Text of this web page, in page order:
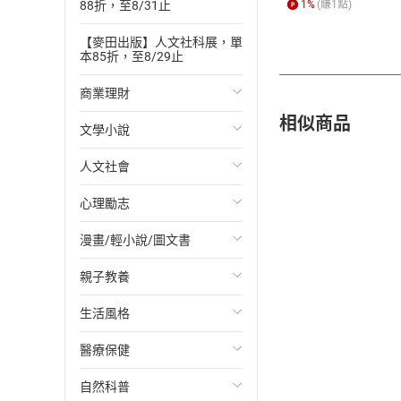
88折，至8/31止
【麥田出版】人文社科展，單
本85折，至8/29止
商業理財
投資理財
經濟/趨勢
財務/金融
管理/領導
職場工作術
成功法
行銷/廣告
傳記
文學小說
歐美文學
日本文學
韓國文學
華文文學
經典文學
成長/家庭生活小說
懸疑/推理小說
人文社會
國際關係
政治
社會科學
台灣/中國歷史
日/韓歷史
其他歷史/史學
心理勵志
心靈成長/情緒
人際關係
兩性關係
心理學
漫畫/輕小說/圖文書
輕小說
奇幻/科幻
愛情故事
職場/社會寫實
親子教養
教育現場
兒童文學/故事
兒童科普/學習
生活風格
飲食/食譜
健身/美顏
醫療保健
健康/養生
自然科普
1 % (賺1 點)
相似商品